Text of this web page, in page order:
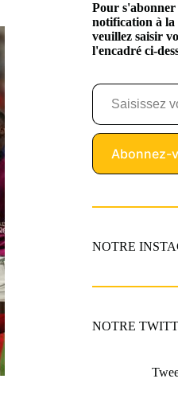
Pour
notification à la
veuillez saisir
l'encadré ci-
Saisissez votre adresse e-mail…
Abonnez-
NOTRE
NOTRE